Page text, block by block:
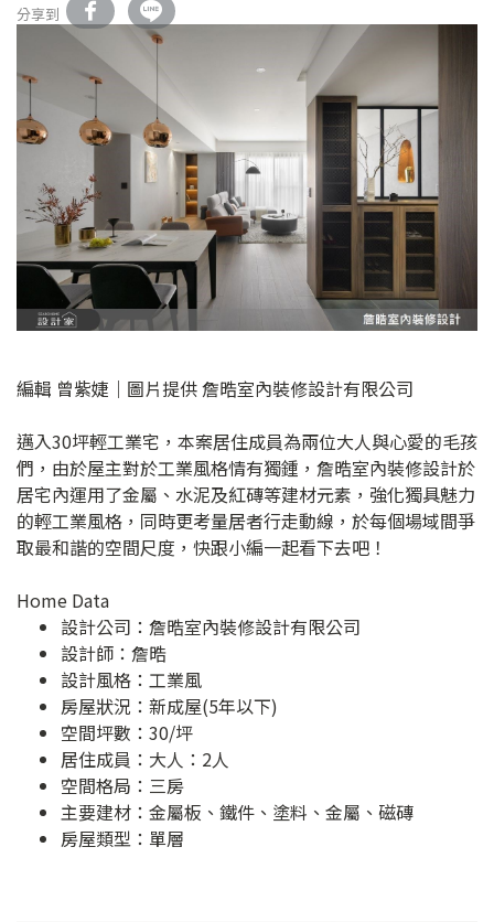
分享到
編輯 曾紫婕｜圖片提供 詹晧室內裝修設計有限公司
邁入30坪輕工業宅，本案居住成員為兩位大人與心愛的毛孩
們，由於屋主對於工業風格情有獨鍾，詹晧室內裝修設計於
居宅內運用了金屬、水泥及紅磚等建材元素，強化獨具魅力
的輕工業風格，同時更考量居者行走動線，於每個場域間爭
取最和諧的空間尺度，快跟小編一起看下去吧！
Home Data
設計公司： 詹晧室內裝修設計有限公司
設計師：詹晧
設計風格：工業風
房屋狀況：新成屋(5年以下)
空間坪數：30/坪
居住成員：大人：2人
空間格局：三房
主要建材：金屬板、鐵件、塗料、金屬、磁磚
房屋類型：單層